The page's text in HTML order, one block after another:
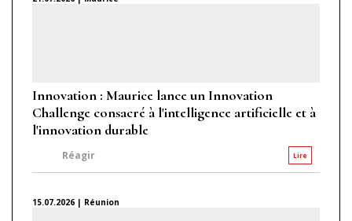
Innovation : Maurice lance un Innovation
Challenge consacré à l'intelligence artificielle et à
l'innovation durable
Lire
Réagir
15.07.2026 | Réunion